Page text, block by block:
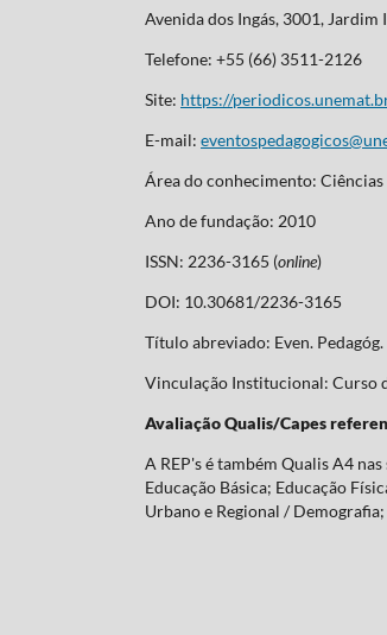
Avenida dos Ingás, 3001,
Telefone: +55 (66) 3511-2126
Site: https://
E-mail:
Área do conhecimento: Ciências
Ano de fundação: 2010
ISSN: 2236-3165 (online)
DOI: 10.30681/2236-3165
Título abreviado: Even. Pedagóg.
Vinculação Institucional: Curso
Avaliação Qualis/Capes
A REP's é também Qualis A4
Educação Básica; Educação
Urbano e Regional /